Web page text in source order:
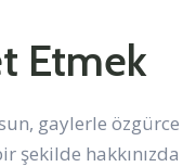
Etmek
gaylerle özgürce
şekilde hakkınızda